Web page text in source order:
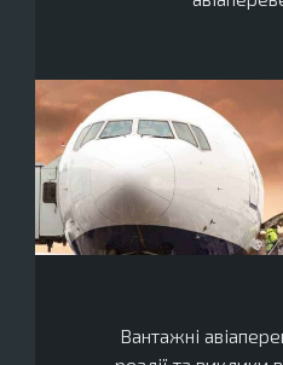
Вантажні